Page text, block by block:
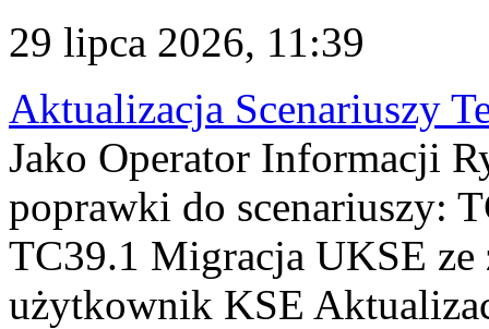
29 lipca 2026, 11:39
Aktualizacja Scenariuszy
Jako Operator Informacji
poprawki do scenariuszy:
TC39.1 Migracja UKSE
użytkownik KSE